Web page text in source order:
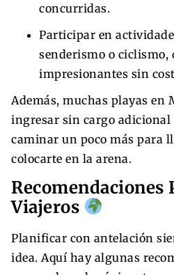
concurridas.
Participar en
senderismo o ciclismo,
impresionantes sin
Además, muchas playas en
ingresar sin cargo adicional
caminar un poco más para
colocarte en la arena.
Recomendaciones
Viajeros
Planificar con antelación
idea. Aquí hay algunas